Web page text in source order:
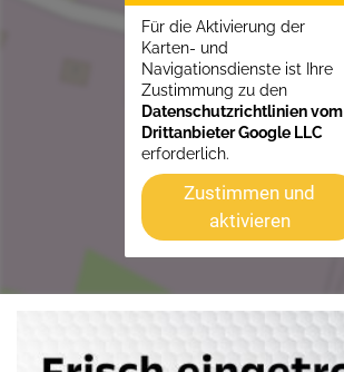
Für die Aktivierung der
Karten- und
Navigationsdienste ist Ihre
Zustimmung zu den
Datenschutzrichtlinien vom
Drittanbieter Google LLC
erforderlich.
Zustimmen und
aktivieren